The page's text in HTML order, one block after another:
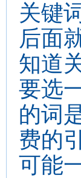
关键
后面
知道
要选
的词
费的
可能